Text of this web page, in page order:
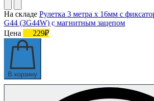
На складе Рулетка 3 метра х 16мм с
G44 (3G44W) с магнитным зацепом
Цена
229₽
В корзину